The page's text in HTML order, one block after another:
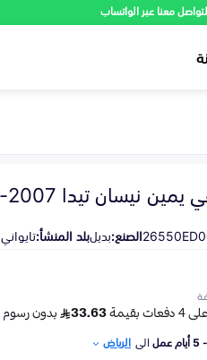
معنا عبر الواتساب
نيسان تيدا 2007-2010
الصنع:بديلبلد المنشأ:تايواني
الى الرياض